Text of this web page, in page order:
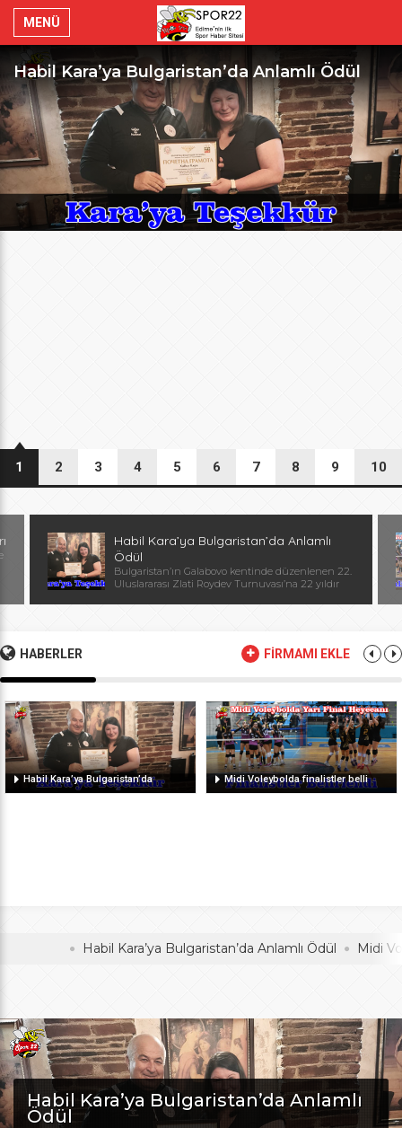
MENÜ
Habil Kara’ya Bulgaristan’da Anlamlı Ödül
1 2 3 4 5 6 7 8 9 10
Habil Kara’ya Bulgaristan’da Anlamlı
Ödül
Bulgaristan’ın Galabovo kentinde düzenlenen 22.
Uluslararası Zlati Roydev Turnuvası’na 22 yıldır
Federasyonu Başkanı, Avrupa ve Dünya
Şampiyonu, olimpiyat ikincisi Stanka Zlateva
HABERLER FİRMAMI EKLE
Habil Kara’ya Bulgaristan’da Midi Voleybolda finalistler belli
Habil Kara’ya Bulgaristan’da Anlamlı Ödül Midi
Habil Kara’ya Bulgaristan’da Anlamlı
Ödül